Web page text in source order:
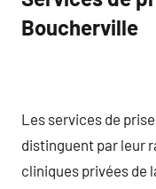
Boucherville
Les services de
distinguent par leur
cliniques privées de